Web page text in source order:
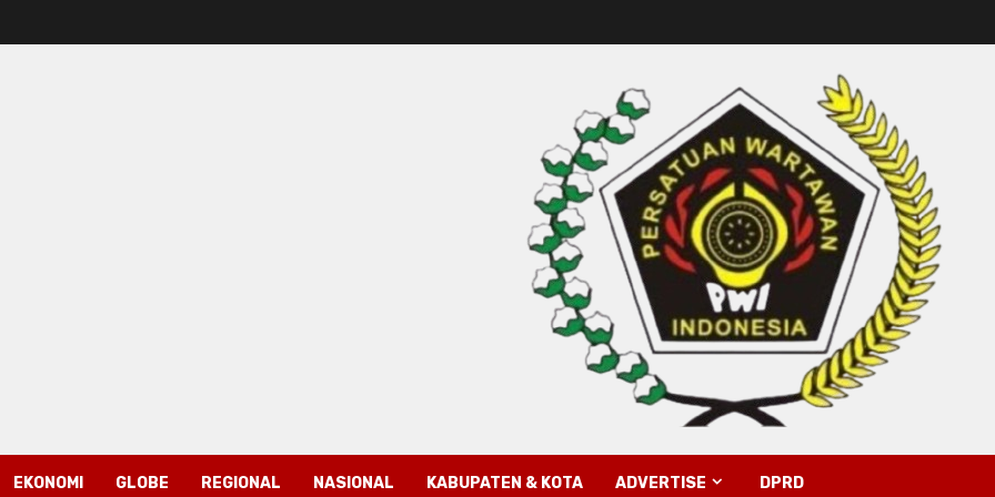
EKONOMI GLOBE REGIONAL NASIONAL KABUPATEN & KOTA ADVERTISE DPRD